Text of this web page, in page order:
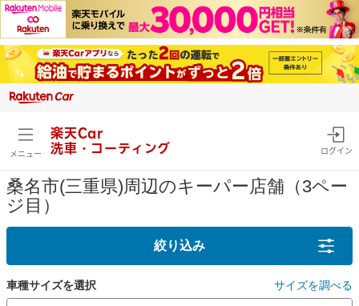
メニュー
楽天Car
洗車・コーティング
ログイン
桑名市(三重県)周辺のキーパー店舗（3ペー
ジ目）
絞り込み
車種サイズを選択 サイズを調べる